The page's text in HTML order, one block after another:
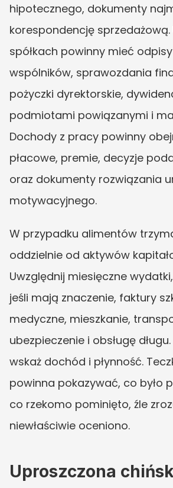
hipotecznego, dokumenty
korespondencję sprzedażową.
spółkach powinny mieć
wspólników, sprawozdania
pożyczki dyrektorskie,
podmiotami powiązanymi i
Dochody z pracy powinny
płacowe, premie, decyzje
oraz dokumenty rozwiązania
motywacyjnego.
W przypadku alimentów
oddzielnie od aktywów
Uwzględnij miesięczne
jeśli mają znaczenie, faktury
medyczne, mieszkanie,
ubezpieczenie i obsługę
wskaż dochód i płynność.
powinna pokazywać, co było
co rzekomo pominięto, źle
niewłaściwie oceniono.
Uproszczona